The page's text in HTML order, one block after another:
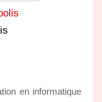
en informatique